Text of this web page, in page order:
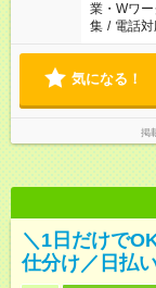
業・Wワ
集 / 電話
気になる！
掲
＼1日だけで
仕分け／日払